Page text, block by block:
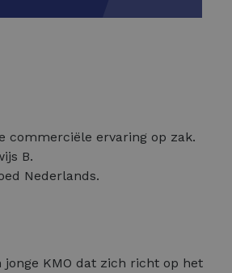
commerciële ervaring op zak.
B.
Nederlands.
jonge KMO dat zich richt op het